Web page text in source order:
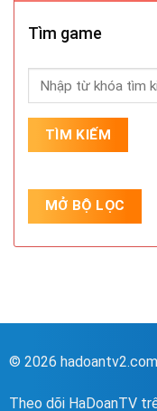
Tìm game
© 2026 hadoantv2.com
Theo dõi HaDoanTV